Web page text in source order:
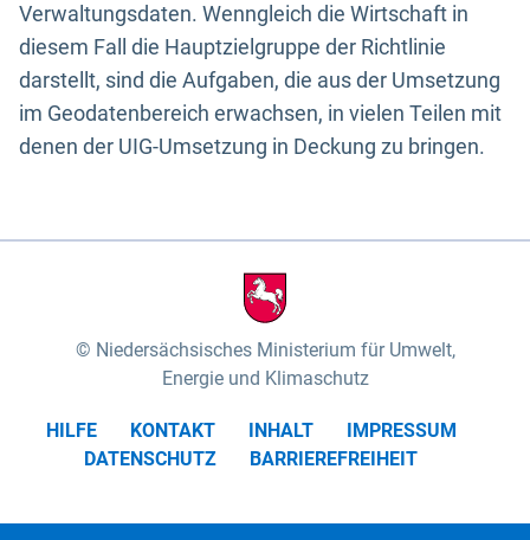
Verwaltungsdaten. Wenngleich die Wirtschaft in
diesem Fall die Hauptzielgruppe der Richtlinie
darstellt, sind die Aufgaben, die aus der Umsetzung
im Geodatenbereich erwachsen, in vielen Teilen mit
denen der UIG-Umsetzung in Deckung zu bringen.
Niedersächsisches Ministerium für Umwelt,
Energie und Klimaschutz
HILFE KONTAKT INHALT
IMPRESSUM
DATENSCHUTZ
BARRIEREFREIHEIT